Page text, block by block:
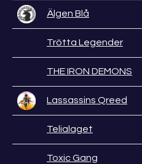
Älgen Blå
Trötta Legender
THE IRON DEMONS
Lassassins Qreed
Telialaget
Toxic Gang